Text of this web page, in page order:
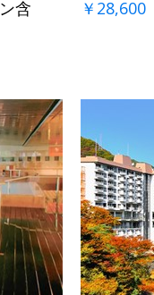
含
￥28,600
←